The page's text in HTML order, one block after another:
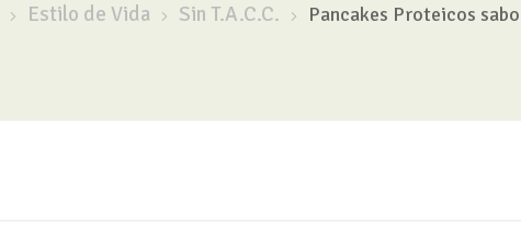
Estilo de Vida Sin T.A.C.C. Pancakes Proteicos